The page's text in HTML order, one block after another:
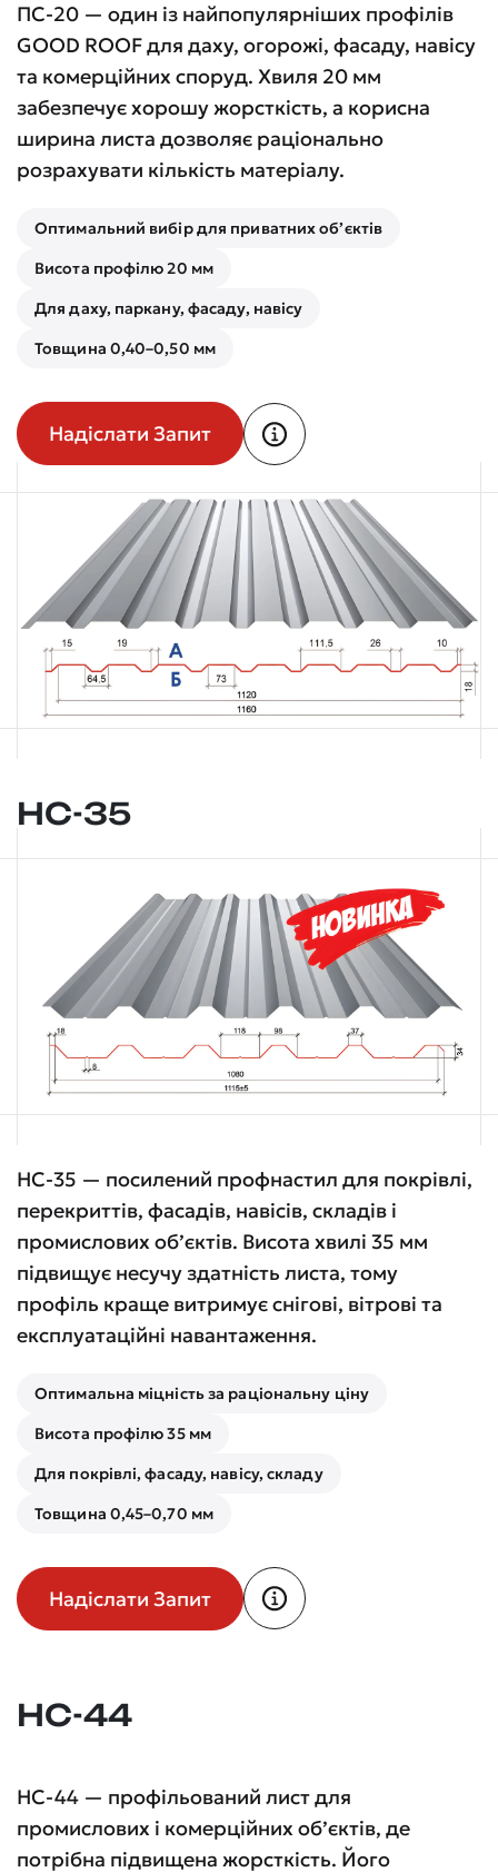
ПС-20 — один із найпопулярніших профілів
GOOD ROOF для даху, огорожі, фасаду, навісу
та комерційних споруд. Хвиля 20 мм
забезпечує хорошу жорсткість, а корисна
ширина листа дозволяє раціонально
розрахувати кількість матеріалу.
Оптимальний вибір для приватних об’єктів
Висота профілю 20 мм
Для даху, паркану, фасаду, навісу
Товщина 0,40–0,50 мм
Надіслати Запит
НС-35
НС-35 — посилений профнастил для покрівлі,
перекриттів, фасадів, навісів, складів і
промислових об’єктів. Висота хвилі 35 мм
підвищує несучу здатність листа, тому
профіль краще витримує снігові, вітрові та
експлуатаційні навантаження.
Оптимальна міцність за раціональну ціну
Висота профілю 35 мм
Для покрівлі, фасаду, навісу, складу
Товщина 0,45–0,70 мм
Надіслати Запит
НС-44
НС-44 — профільований лист для
промислових і комерційних об’єктів, де
потрібна підвищена жорсткість. Його